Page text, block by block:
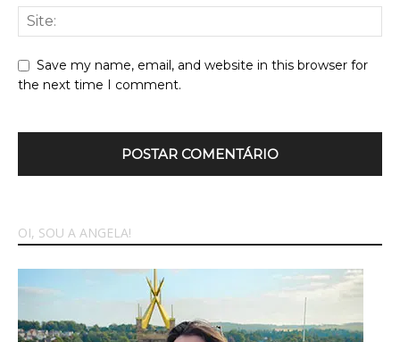
Save my name, email, and website in this browser for
the next time I comment.
OI, SOU A ANGELA!